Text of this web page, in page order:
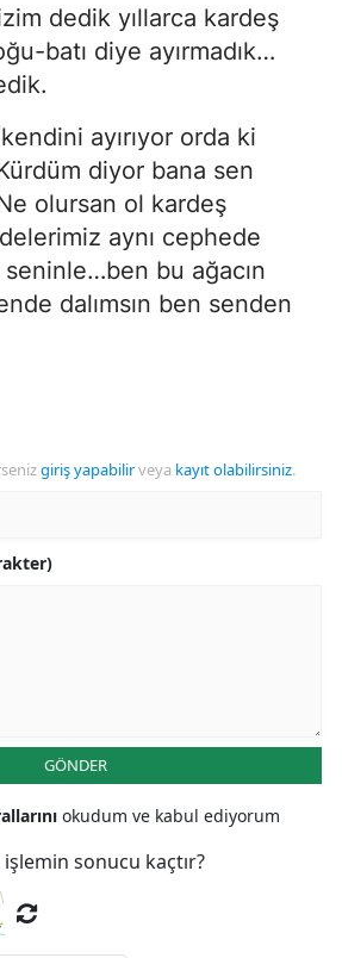
dedik yıllarca kardeş
batı diye ayırmadık…
ayırıyor orda ki
diyor bana sen
olursan ol kardeş
aynı cephede
seninle…ben bu ağacın
dalımsın ben senden
giriş yapabilirveya kayıt olabilirsiniz.
GÖNDER
okudum ve kabul ediyorum
sonucu kaçtır?